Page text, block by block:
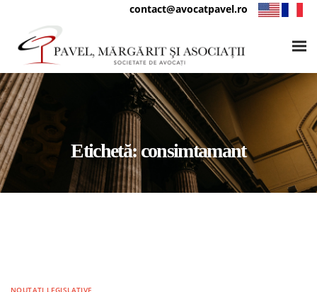
contact@avocatpavel.ro
Etichetă:consimtamant